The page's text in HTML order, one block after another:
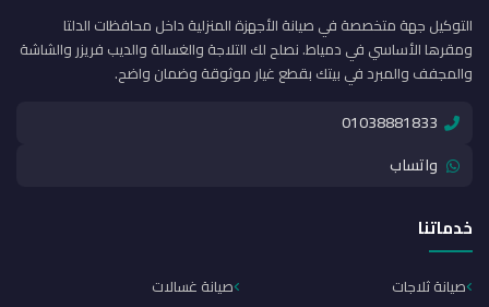
التوكيل جهة متخصصة في صيانة الأجهزة المنزلية داخل محافظات الدلتا
ومقرها الأساسي في دمياط. نصلح لك التلاجة والغسالة والديب فريزر والشاشة
والمجفف والمبرد في بيتك بقطع غيار موثوقة وضمان واضح.
01038881833
واتساب
خدماتنا
صيانة ثلاجات
صيانة غسالات